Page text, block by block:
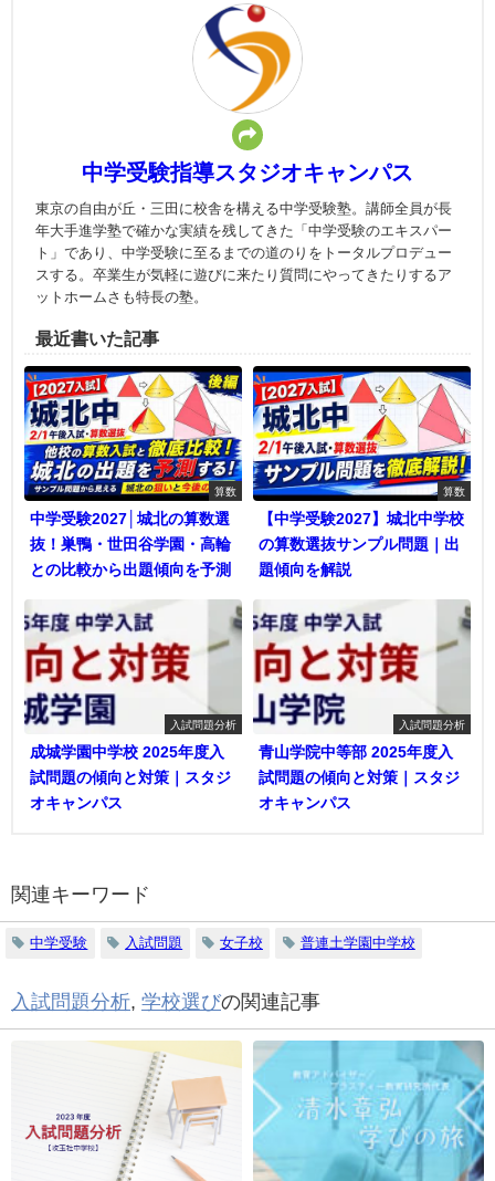
中学受験指導スタジオキャンパス
東京の自由が丘・三田に校舎を構える中学受験塾。講師全員が長
年大手進学塾で確かな実績を残してきた「中学受験のエキスパー
ト」であり、中学受験に至るまでの道のりをトータルプロデュー
スする。卒業生が気軽に遊びに来たり質問にやってきたりするア
ットホームさも特長の塾。
最近書いた記事
算数
中学受験2027│城北の算数選
抜！巣鴨・世田谷学園・高輪
との比較から出題傾向を予測
算数
【中学受験2027】城北中学校
の算数選抜サンプル問題｜出
題傾向を解説
入試問題分析
成城学園中学校 2025年度入
試問題の傾向と対策｜スタジ
オキャンパス
入試問題分析
青山学院中等部 2025年度入
試問題の傾向と対策｜スタジ
オキャンパス
関連キーワード
中学受験 入試問題 女子校 普連土学園中学校
入試問題分析 学校選びの関連記事